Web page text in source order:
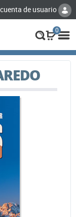
de usuario
0